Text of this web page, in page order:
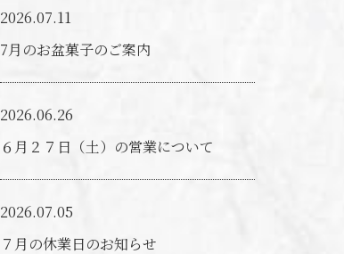
2026.07.11
7月のお盆菓子のご案内
2026.06.26
６月２７日（土）の営業について
2026.07.05
７月の休業日のお知らせ